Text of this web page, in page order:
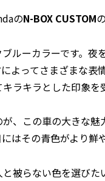
のN-BOX CUSTOM
ルーカラーです。夜
よってさまざまな
ラキラとした印象を
、この車の大きな
はその青色がより鮮
被らない色を選び